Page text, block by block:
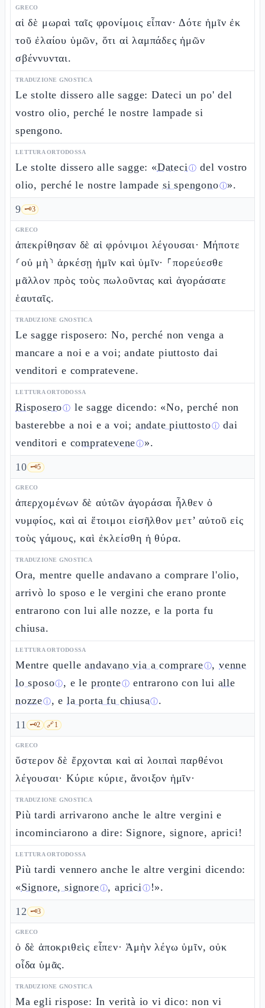
GRECO
αἱ δὲ μωραὶ ταῖς φρονίμοις εἶπαν· Δότε ἡμῖν ἐκ
τοῦ ἐλαίου ὑμῶν, ὅτι αἱ λαμπάδες ἡμῶν
σβέννυνται.
TRADUZIONE GNOSTICA
Le stolte dissero alle sagge: Dateci un po' del
vostro olio, perché le nostre lampade si
spengono.
LETTURA ORTODOSSA
Le stolte dissero alle sagge: «Dateciⓘ del vostro
olio, perché le nostre lampade si spengonoⓘ».
9 🗝️3
GRECO
ἀπεκρίθησαν δὲ αἱ φρόνιμοι λέγουσαι· Μήποτε
⸂οὐ μὴ⸃ ἀρκέσῃ ἡμῖν καὶ ὑμῖν· ⸀πορεύεσθε
μᾶλλον πρὸς τοὺς πωλοῦντας καὶ ἀγοράσατε
ἑαυταῖς.
TRADUZIONE GNOSTICA
Le sagge risposero: No, perché non venga a
mancare a noi e a voi; andate piuttosto dai
venditori e compratevene.
LETTURA ORTODOSSA
Risposeroⓘ le sagge dicendo: «No, perché non
basterebbe a noi e a voi; andate piuttostoⓘ dai
venditori e comprateveneⓘ».
10 🗝️5
GRECO
ἀπερχομένων δὲ αὐτῶν ἀγοράσαι ἦλθεν ὁ
νυμφίος, καὶ αἱ ἕτοιμοι εἰσῆλθον μετ’ αὐτοῦ εἰς
τοὺς γάμους, καὶ ἐκλείσθη ἡ θύρα.
TRADUZIONE GNOSTICA
Ora, mentre quelle andavano a comprare l'olio,
arrivò lo sposo e le vergini che erano pronte
entrarono con lui alle nozze, e la porta fu
chiusa.
LETTURA ORTODOSSA
Mentre quelleandavano via a comprareⓘ,venne
lo sposoⓘ, e le pronteⓘ entrarono con lui alle
nozzeⓘ, ela porta fu chiusaⓘ.
11 🗝️2 🔗1
GRECO
ὕστερον δὲ ἔρχονται καὶ αἱ λοιπαὶ παρθένοι
λέγουσαι· Κύριε κύριε, ἄνοιξον ἡμῖν·
TRADUZIONE GNOSTICA
Più tardi arrivarono anche le altre vergini e
incominciarono a dire: Signore, signore, aprici!
LETTURA ORTODOSSA
Più tardi vennero anche le altre vergini dicendo:
«Signore, signoreⓘ,apriciⓘ !».
12 🗝️3
GRECO
ὁ δὲ ἀποκριθεὶς εἶπεν· Ἀμὴν λέγω ὑμῖν, οὐκ
οἶδα ὑμᾶς.
TRADUZIONE GNOSTICA
Ma egli rispose: In verità io vi dico: non vi